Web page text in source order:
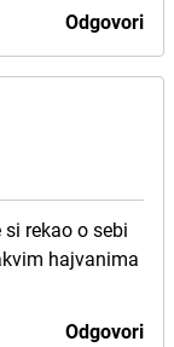
Odgovori
rekao o sebi
hajvanima
Odgovori